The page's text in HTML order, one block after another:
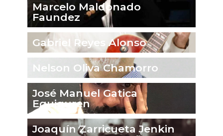
Marcelo Maldonado
Faundez
Gabriel Reyes Alonso
Nelson Oliva Chamorro
José Manuel Gatica
Eguiguren
Joaquín Zarricueta Jenkin